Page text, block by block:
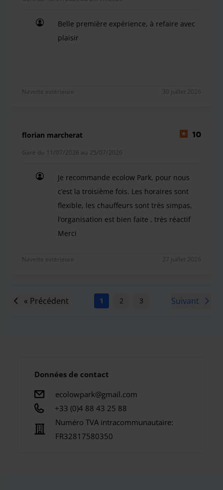
Belle première expérience, à refaire avec
plaisir
Navette extérieure 30 juillet 2026
florian marcherat 10
Garé du 11/07/2026 au 25/07/2026
Je recommande ecolow Park, pour nous
c’est la troisième fois. Les horaires sont
flexible, les chauffeurs sont très simpas,
l’organisation est bien faite , très réactif
Merci
Navette extérieure 27 juillet 2026
« Précédent 1 2 3 5
Suivant
Données de contact
ecolowpark@gmail.com
+33 (0)4 88 43 25 88
Numéro TVA intracommunautaire:
FR32817580350